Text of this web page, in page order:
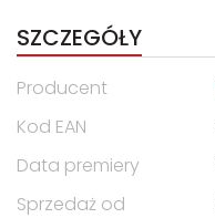
SZCZEGÓŁY
Producent
Kod EAN
Data premiery
Sprzedaż od